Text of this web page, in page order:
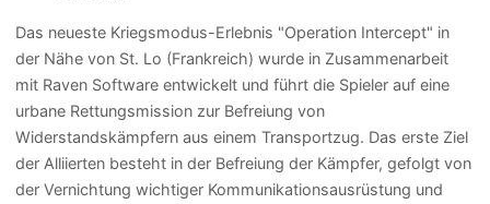
Das neueste Kriegsmodus-Erlebnis "Operation Intercept" in
der Nähe von St. Lo (Frankreich) wurde in Zusammenarbeit
mit Raven Software entwickelt und führt die Spieler auf eine
urbane Rettungsmission zur Befreiung von
Widerstandskämpfern aus einem Transportzug. Das erste Ziel
der Alliierten besteht in der Befreiung der Kämpfer, gefolgt von
der Vernichtung wichtiger Kommunikationsausrüstung und